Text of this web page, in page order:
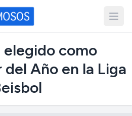
como
Año en la Liga